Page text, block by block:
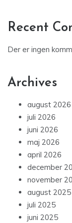
Recent
Der er ingen
Archives
august 2026
juli 2026
juni 2026
maj 2026
april 2026
december
november
august 2025
juli 2025
juni 2025